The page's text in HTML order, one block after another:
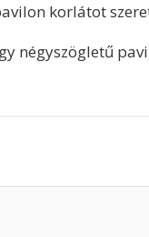
korlátot
négyszögletű